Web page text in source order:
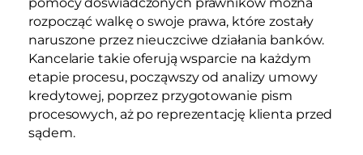
rozpocząć walkę o swoje prawa, które zostały
naruszone przez nieuczciwe działania banków.
Kancelarie takie oferują wsparcie na każdym
etapie procesu, począwszy od analizy umowy
kredytowej, poprzez przygotowanie pism
procesowych, aż po reprezentację klienta przed
sądem.